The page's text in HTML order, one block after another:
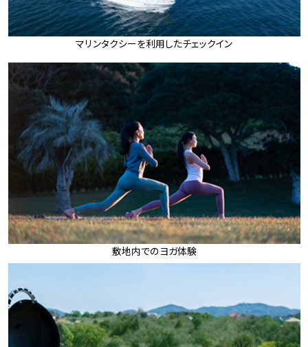
マリンタクシーを利用したチェックイン
敷地内でのヨガ体験